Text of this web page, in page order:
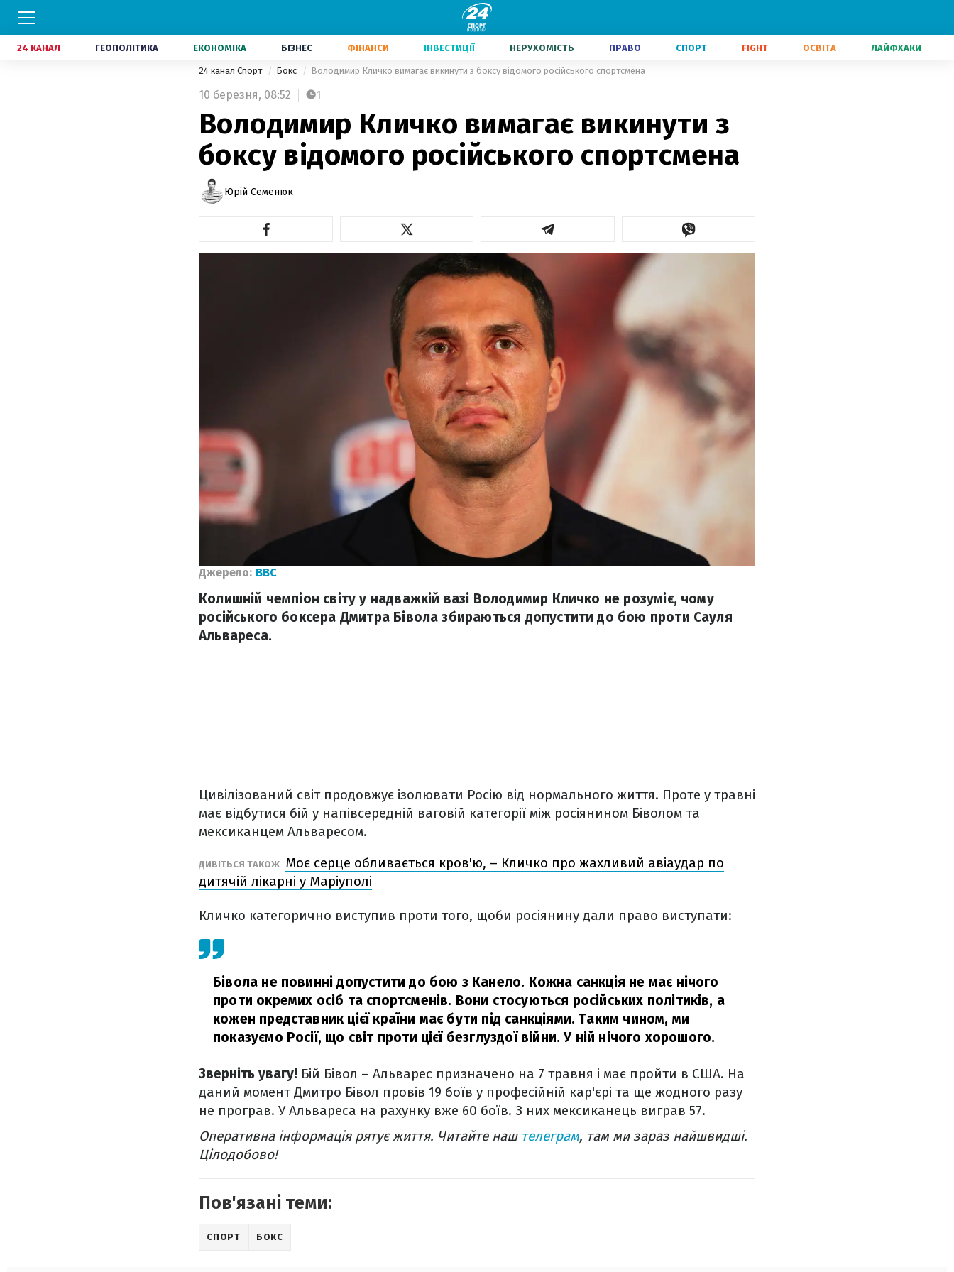
24 КАНАЛ ГЕОПОЛІТИКА ЕКОНОМІКА БІЗНЕС ФІНАНСИ ІНВЕСТИЦІЇ НЕРУХОМІСТЬ ПРАВО СПОРТ FIGHT ОСВІТА ЛАЙФХАКИ
24 канал Спорт Бокс Володимир Кличко вимагає викинути з боксу відомого російського спортсмена
10 березня, 08:52 1
Володимир Кличко вимагає викинути з
боксу відомого російського спортсмена
Юрій Семенюк
Джерело: BBC
Колишній чемпіон світу у надважкій вазі Володимир Кличко не розуміє, чому
російського боксера Дмитра Бівола збираються допустити до бою проти Сауля
Альвареса.
Цивілізований світ продовжує ізолювати Росію від нормального життя. Проте у травні
має відбутися бій у напівсередній ваговій категорії між росіянином Біволом та
мексиканцем Альваресом.
ДИВІТЬСЯ ТАКОЖ Моє серце обливається кров'ю, – Кличко про жахливий авіаудар по
дитячій лікарні у Маріуполі
Кличко категорично виступив проти того, щоби росіянину дали право виступати:
Бівола не повинні допустити до бою з Канело. Кожна санкція не має нічого
проти окремих осіб та спортсменів. Вони стосуються російських політиків, а
кожен представник цієї країни має бути під санкціями. Таким чином, ми
показуємо Росії, що світ проти цієї безглуздої війни. У ній нічого хорошого.
Зверніть увагу! Бій Бівол – Альварес призначено на 7 травня і має пройти в США. На
даний момент Дмитро Бівол провів 19 боїв у професійній кар'єрі та ще жодного разу
не програв. У Альвареса на рахунку вже 60 боїв. З них мексиканець виграв 57.
Оперативна інформація рятує життя. Читайте наш телеграм, там ми зараз найшвидші.
Цілодобово!
Пов'язані теми:
СПОРТ БОКС